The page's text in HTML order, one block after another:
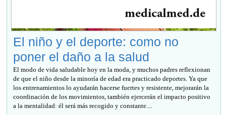
El niño y el deporte: como no
poner el daño a la salud
El modo de vida saludable hoy en la moda, y muchos padres reflexionan
de que el niño desde la minoría de edad era practicado deportes. Ya que
los entrenamientos lo ayudarán hacerse fuertes y resistente, mejorarán la
coordinación de los movimientos, también ejercerán el impacto positivo
a la mentalidad: él será más recogido y constante....